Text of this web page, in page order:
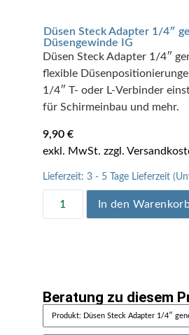
Düsen Steck Adapter 1/4″
Düsengewinde IG
Düsen Steck Adapter 1/4″
flexible
1/4″ T- oder L-Verbinder
für Schirmeinbau und mehr.
9,90 €
Lieferzeit: 3 - 5 Tage Lieferzeit
In den
Beratung zu diesem